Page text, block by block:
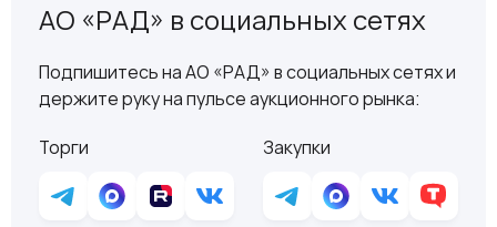
АО «РАД» в социальных сетях
Подпишитесь на АО «РАД» в социальных сетях и
держите руку на пульсе аукционного рынка:
Торги
Закупки